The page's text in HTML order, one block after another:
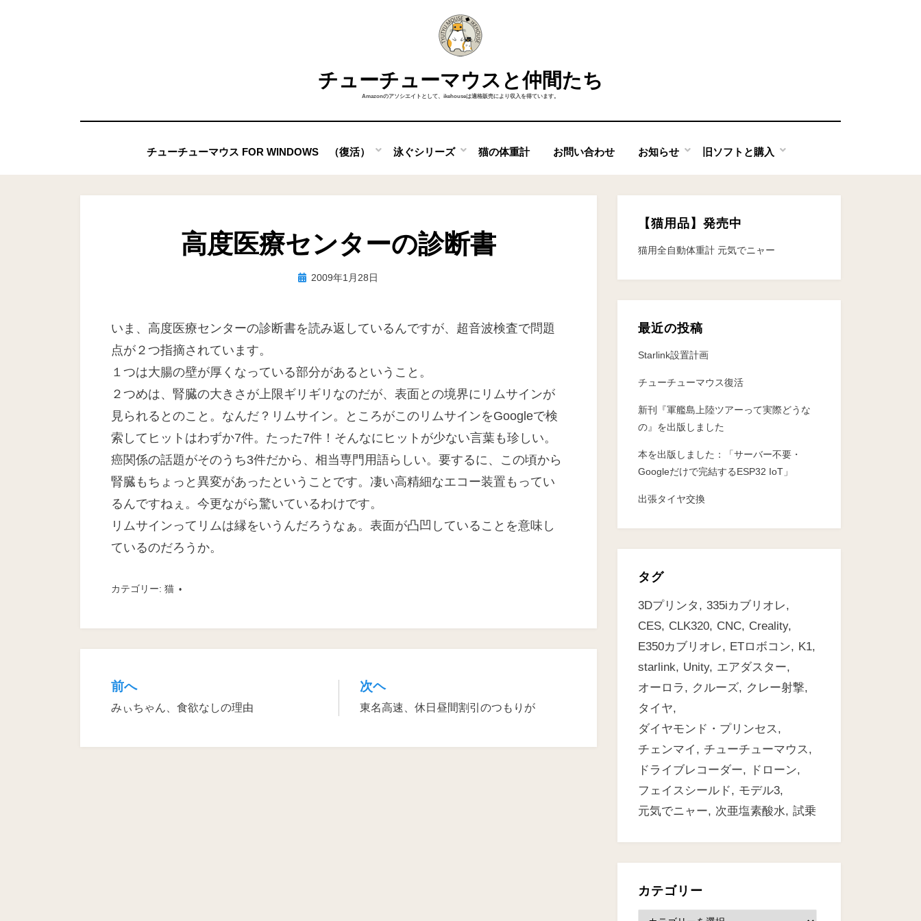
チューチューマウスと仲間たち
Amazonのアソシエイトとして、ikehouseは適格販売により収入を得ています。
チューチューマウス FOR WINDOWS （復活） 泳ぐシリーズ 猫の体重計 お問い合わせ お知らせ 旧ソフトと購入
高度医療センターの診断書
投稿者ike
投 2009年1月28日
いま、高度医療センターの診断書を読み返しているんですが、超音波検査で問題
点が２つ指摘されています。
１つは大腸の壁が厚くなっている部分があるということ。
２つめは、腎臓の大きさが上限ギリギリなのだが、表面との境界にリムサインが
見られるとのこと。なんだ？リムサイン。ところがこのリムサインをGoogleで検
索してヒットはわずか7件。たった7件！そんなにヒットが少ない言葉も珍しい。
癌関係の話題がそのうち3件だから、相当専門用語らしい。要するに、この頃から
腎臓もちょっと異変があったということです。凄い高精細なエコー装置もってい
るんですねぇ。今更ながら驚いているわけです。
リムサインってリムは縁をいうんだろうなぁ。表面が凸凹していることを意味し
ているのだろうか。
カテゴリー: 猫
投
稿
前へ
みぃちゃん、食欲なしの理由
次ヘ
東名高速、休日昼間割引のつもりが
【猫用品】発売中
猫用全自動体重計 元気でニャー
最近の投稿
Starlink設置計画
チューチューマウス復活
新刊『軍艦島上陸ツアーって実際どうな
の』を出版しました
本を出版しました：「サーバー不要・
Googleだけで完結するESP32 IoT」
出張タイヤ交換
タグ
3Dプリンタ
335iカブリオレ
CES
CLK320 CNC
Creality
E350カブリオレ
ETロボコン
K1
starlink
Unity
エアダスター
オーロラ
クルーズ
クレー射撃
タイヤ
ダイヤモンド・プリンセス
チェンマイ
チューチューマウス
ドライブレコーダー
ドローン
フェイスシールド
モデル3
元気でニャー
次亜塩素酸水 試乗
カテゴリー